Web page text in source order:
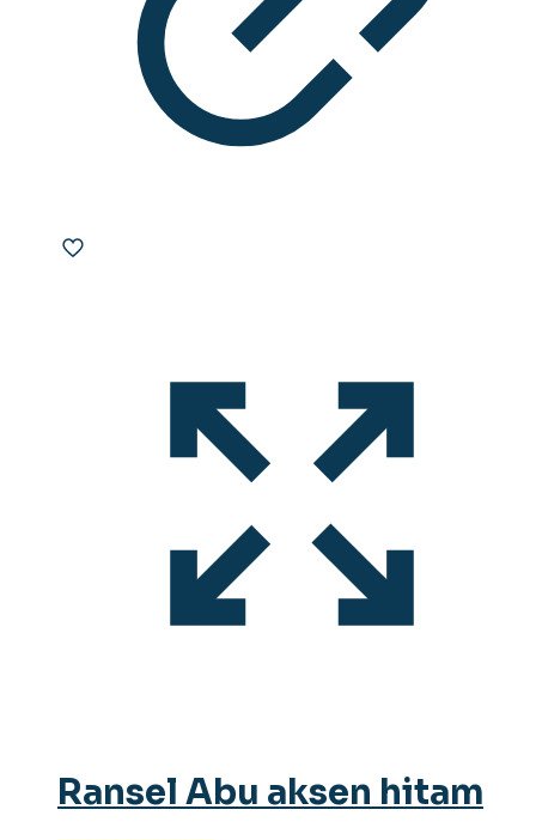
Ransel Abu aksen hitam